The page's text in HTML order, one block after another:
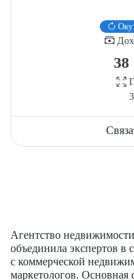
38
Агентство
объединила экспертов в
с коммерческой
маркетологов. Основная